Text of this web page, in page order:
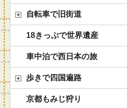
自転車で旧街道
18きっぷで世界遺産
車中泊で西日本の旅
歩きで四国遍路
京都もみじ狩り